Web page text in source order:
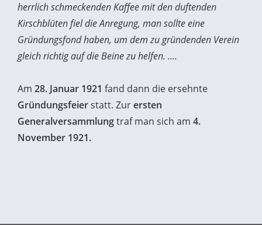
herrlich schmeckenden Kaffee mit den duftenden
Kirschblüten fiel die Anregung, man sollte eine
Gründungsfond haben, um dem zu gründenden Verein
gleich richtig auf die Beine zu helfen. ....
Am 28. Januar 1921 fand dann die ersehnte
Gründungsfeierstatt. Zurersten
Generalversammlungtraf man sich am 4.
November 1921.